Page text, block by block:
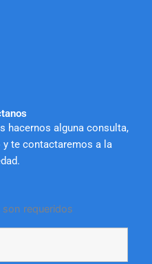
hacernos alguna consulta,
te contactaremos a la
requeridos